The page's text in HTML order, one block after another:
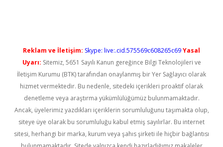
Reklam ve İletişim: Skype: live:.cid.575569c608265c69Yasal
Uyarı: Sitemiz, 5651 Sayılı Kanun gereğince Bilgi Teknolojileri ve
İletişim Kurumu (BTK) tarafından onaylanmış bir Yer Sağlayıcı olarak
hizmet vermektedir. Bu nedenle, sitedeki içerikleri proaktif olarak
denetleme veya araştırma yükümlülüğümüz bulunmamaktadır.
Ancak, üyelerimiz yazdıkları içeriklerin sorumluluğunu taşımakta olup,
siteye üye olarak bu sorumluluğu kabul etmiş sayılırlar. Bu internet
sitesi, herhangi bir marka, kurum veya şahıs şirketi ile hiçbir bağlantısı